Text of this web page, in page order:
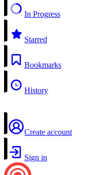
In Progress
Starred
Bookmarks
History
Create account
Sign in